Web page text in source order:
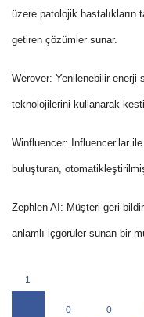
üzere patolojik hastalıkların
getiren çözümler sunar.
Werover: Yenilenebilir enerji
teknolojilerini kullanarak
Winfluencer: Influencer’lar
buluşturan,
Zephlen AI: Müşteri geri
anlamlı içgörüler sunan bir